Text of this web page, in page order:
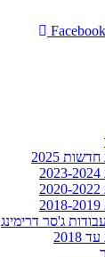
Facebook
2025
עבודות ג'סר דרימינג